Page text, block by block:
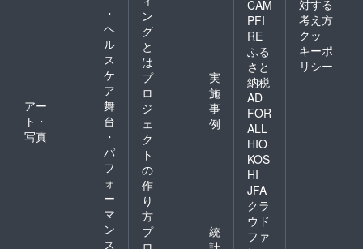
・
ヘ
ル
ス
ケ
ア
アー
ト・
写真
舞
台
・
パ
フ
ォ
ー
マ
ン
ス
ン
グ
と
は
プ
ロ
ジ
ェ
ク
ト
の
作
り
方
実
施
事
例
プ
統
CAM
PFI
RE
ふる
さと
納税
AD
FOR
ALL
HIO
KOS
HI
JFA
クラ
ウド
ファ
対する
考え方
クッ
キーポ
リシー